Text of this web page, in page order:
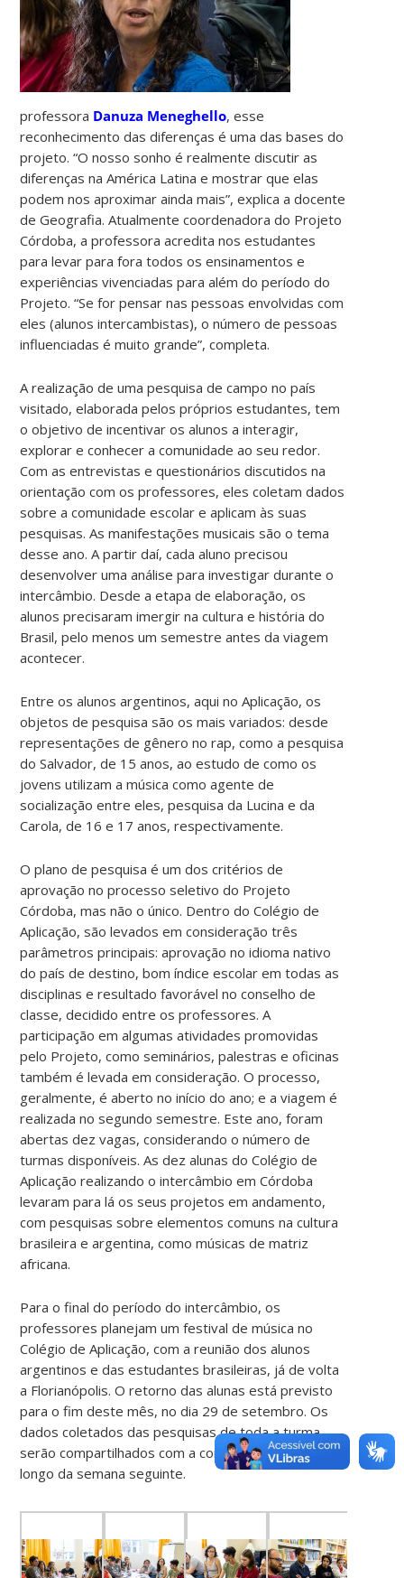
professora Danuza Meneghello, esse
reconhecimento das diferenças é uma das bases do
projeto. “O nosso sonho é realmente discutir as
diferenças na América Latina e mostrar que elas
podem nos aproximar ainda mais”, explica a docente
de Geografia. Atualmente coordenadora do Projeto
Córdoba, a professora acredita nos estudantes
para levar para fora todos os ensinamentos e
experiências vivenciadas para além do período do
Projeto. “Se for pensar nas pessoas envolvidas com
eles (alunos intercambistas), o número de pessoas
influenciadas é muito grande”, completa.
A realização de uma pesquisa de campo no país
visitado, elaborada pelos próprios estudantes, tem
o objetivo de incentivar os alunos a interagir,
explorar e conhecer a comunidade ao seu redor.
Com as entrevistas e questionários discutidos na
orientação com os professores, eles coletam dados
sobre a comunidade escolar e aplicam às suas
pesquisas. As manifestações musicais são o tema
desse ano. A partir daí, cada aluno precisou
desenvolver uma análise para investigar durante o
intercâmbio. Desde a etapa de elaboração, os
alunos precisaram imergir na cultura e história do
Brasil, pelo menos um semestre antes da viagem
acontecer.
Entre os alunos argentinos, aqui no Aplicação, os
objetos de pesquisa são os mais variados: desde
representações de gênero no rap, como a pesquisa
do Salvador, de 15 anos, ao estudo de como os
jovens utilizam a música como agente de
socialização entre eles, pesquisa da Lucina e da
Carola, de 16 e 17 anos, respectivamente.
O plano de pesquisa é um dos critérios de
aprovação no processo seletivo do Projeto
Córdoba, mas não o único. Dentro do Colégio de
Aplicação, são levados em consideração três
parâmetros principais: aprovação no idioma nativo
do país de destino, bom índice escolar em todas as
disciplinas e resultado favorável no conselho de
classe, decidido entre os professores. A
participação em algumas atividades promovidas
pelo Projeto, como seminários, palestras e oficinas
também é levada em consideração. O processo,
geralmente, é aberto no início do ano; e a viagem é
realizada no segundo semestre. Este ano, foram
abertas dez vagas, considerando o número de
turmas disponíveis. As dez alunas do Colégio de
Aplicação realizando o intercâmbio em Córdoba
levaram para lá os seus projetos em andamento,
com pesquisas sobre elementos comuns na cultura
brasileira e argentina, como músicas de matriz
africana.
Para o final do período do intercâmbio, os
professores planejam um festival de música no
Colégio de Aplicação, com a reunião dos alunos
argentinos e das estudantes brasileiras, já de volta
a Florianópolis. O retorno das alunas está previsto
para o fim deste mês, no dia 29 de setembro. Os
dados coletados das pesquisas de toda a turma
serão compartilhados com a comunidade escolar ao
longo da semana seguinte.